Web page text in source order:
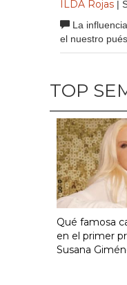
ILDA Rojas |
La
el nuestro
TOP
Qué famosa
en el primer
Susana